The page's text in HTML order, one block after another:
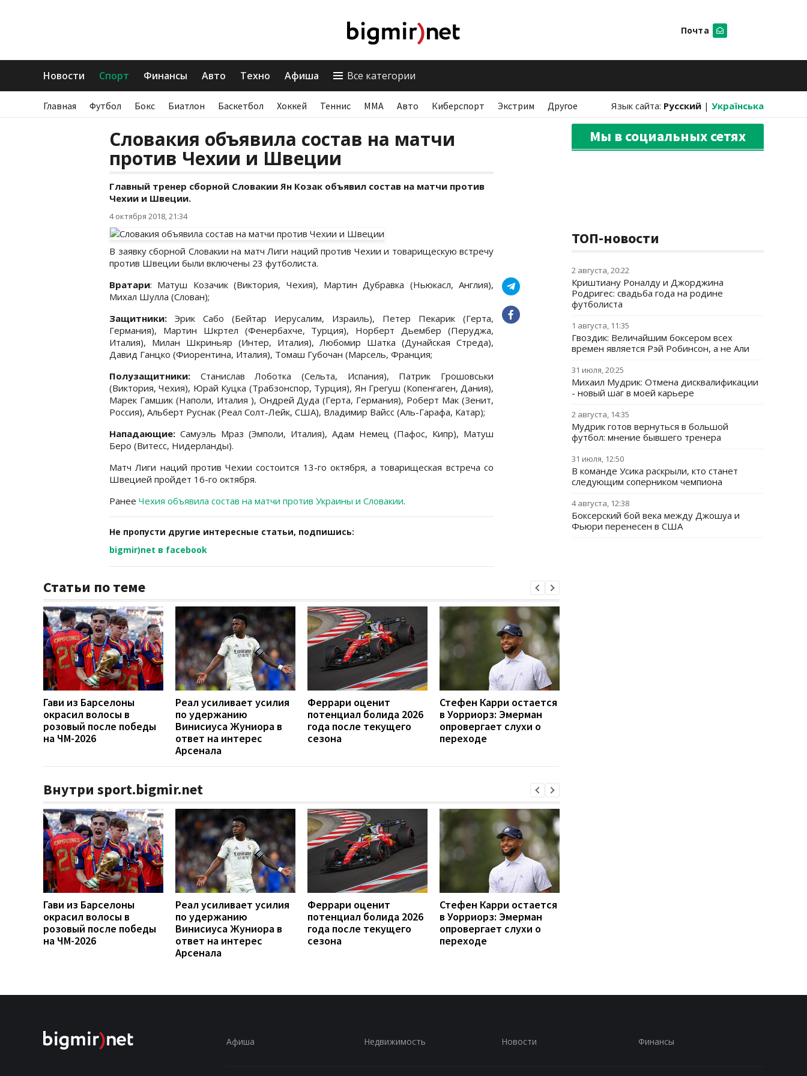
Почта
Новости Спорт Финансы Авто Техно Афиша Все категории
Главная Футбол Бокс Биатлон Баскетбол Хоккей Теннис ММА Авто Киберспорт Экстрим Другое Язык сайта: Русский | Українська
Словакия объявила состав на матчи
против Чехии и Швеции
Главный тренер сборной Словакии Ян Козак объявил состав на матчи против
Чехии и Швеции.
4 октября 2018, 21:34
В заявку сборной Словакии на матч Лиги наций против Чехии и товарищескую встречу
против Швеции были включены 23 футболиста.
Вратари: Матуш Козачик (Виктория, Чехия), Мартин Дубравка (Ньюкасл, Англия),
Михал Шулла (Слован);
Защитники: Эрик Сабо (Бейтар Иерусалим, Израиль), Петер Пекарик (Герта,
Германия), Мартин Шкртел (Фенербахче, Турция), Норберт Дьембер (Перуджа,
Италия), Милан Шкриньяр (Интер, Италия), Любомир Шатка (Дунайская Стреда),
Давид Ганцко (Фиорентина, Италия), Томаш Губочан (Марсель, Франция;
Полузащитники: Станислав Лоботка (Сельта, Испания), Патрик Грошовськи
(Виктория, Чехия), Юрай Куцка (Трабзонспор, Турция), Ян Грегуш (Копенгаген, Дания),
Марек Гамшик (Наполи, Италия ), Ондрей Дуда (Герта, Германия), Роберт Мак (Зенит,
Россия), Альберт Руснак (Реал Солт-Лейк, США), Владимир Вайсс (Аль-Гарафа, Катар);
Нападающие: Самуэль Мраз (Эмполи, Италия), Адам Немец (Пафос, Кипр), Матуш
Беро (Витесс, Нидерланды).
Матч Лиги наций против Чехии состоится 13-го октября, а товарищеская встреча со
Швецией пройдет 16-го октября.
Ранее Чехия объявила состав на матчи против Украины и Словакии.
Не пропусти другие интересные статьи, подпишись:
bigmir)net в facebook
Статьи по теме
Гави из Барселоны
окрасил волосы в
розовый после победы
на ЧМ-2026
Реал усиливает усилия
по удержанию
Винисиуса Жуниора в
ответ на интерес
Арсенала
Феррари оценит
потенциал болида 2026
года после текущего
сезона
Стефен Карри остается
в Уорриорз: Эмерман
опровергает слухи о
переходе
Внутри sport.bigmir.net
Гави из Барселоны
окрасил волосы в
розовый после победы
на ЧМ-2026
Реал усиливает усилия
по удержанию
Винисиуса Жуниора в
ответ на интерес
Арсенала
Феррари оценит
потенциал болида 2026
года после текущего
сезона
Стефен Карри остается
в Уорриорз: Эмерман
опровергает слухи о
переходе
Мы в социальных сетях
ТОП-новости
2 августа, 20:22
Криштиану Роналду и Джорджина
Родригес: свадьба года на родине
футболиста
1 августа, 11:35
Гвоздик: Величайшим боксером всех
времен является Рэй Робинсон, а не Али
31 июля, 20:25
Михаил Мудрик: Отмена дисквалификации
- новый шаг в моей карьере
2 августа, 14:35
Мудрик готов вернуться в большой
футбол: мнение бывшего тренера
31 июля, 12:50
В команде Усика раскрыли, кто станет
следующим соперником чемпиона
4 августа, 12:38
Боксерский бой века между Джошуа и
Фьюри перенесен в США
Афиша Недвижимость Новости Финансы